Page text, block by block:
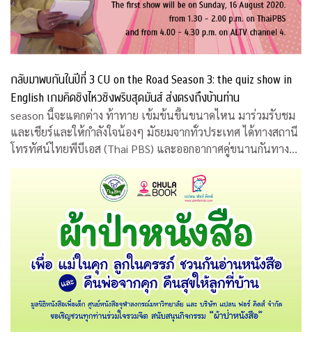
กลับมาพบกันในปีที่ 3 CU on the Road Season 3: the quiz show in
English เกมคิดชิงไหวชิงพริบสุดมันส์ ส่งตรงถึงบ้านท่าน
season นี้จะแตกต่าง ท้าทาย เข้มข้นขึ้นขนาดไหน มาร่วมรับชม
และเชียร์และให้กำลังใจน้องๆ มัธยมจากทั่วประเทศ ได้ทางสถานี
โทรทัศน์ไทยพีบีเอส (Thai PBS) และออกอากาศคู่ขนานกันทาง
สถานีโทรทัศน์เอแอลทีวี (ALTV)